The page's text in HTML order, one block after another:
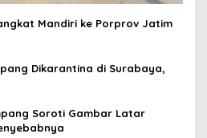
Mandiri ke Porprov Jatim
Dikarantina di Surabaya,
Soroti Gambar Latar